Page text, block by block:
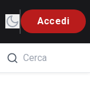
Accedi